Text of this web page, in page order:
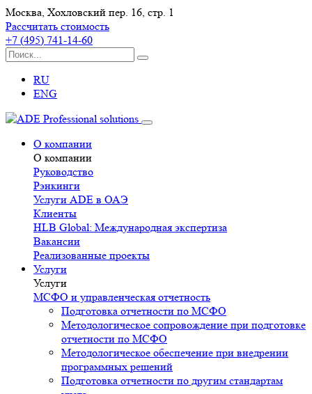
Москва, Хохловский пер. 16, стр. 1
Рассчитать стоимость
+7 (495) 741-14-60
RU
ENG
О компании
О компании
Руководство
Рэнкинги
Услуги ADE в ОАЭ
Клиенты
HLB Global: Международная экспертиза
Вакансии
Реализованные проекты
Услуги
Услуги
МСФО и управленческая отчетность
Подготовка отчетности по МСФО
Методологическое сопровождение при подготовке
отчетности по МСФО
Методологическое обеспечение при внедрении
программных решений
Подготовка отчетности по другим стандартам